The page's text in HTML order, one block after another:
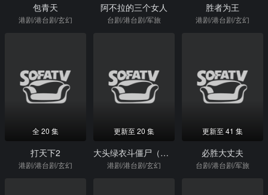
包青天
港剧/港台剧/玄幻
阿不拉的三个女人
台剧/港台剧/军旅
胜者为王
港剧/港台剧/玄幻
全 20 集
打天下2
港剧/港台剧/玄幻
更新至 20 集
大头绿衣斗僵尸（粤）
港剧/港台剧/玄幻
更新至 41 集
必胜大丈夫
台剧/港台剧/军旅